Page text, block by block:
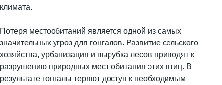
климата.
Потеря местообитаний является одной из самых
значительных угроз для гонгалов. Развитие сельского
хозяйства, урбанизация и вырубка лесов приводят к
разрушению природных мест обитания этих птиц. В
результате гонгалы теряют доступ к необходимым